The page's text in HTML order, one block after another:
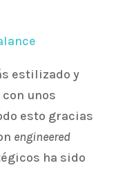
estilizado y
unos
esto gracias
engineered
ha sido